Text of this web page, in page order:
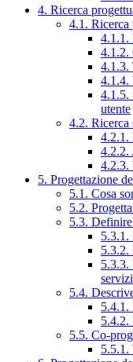
4. Ricerca
4.1. Ricerca
4.1.1.
4.1.2.
4.1.3.
4.1.4.
4.1.5.
utente
4.2. Ricerca
4.2.1.
4.2.2.
4.2.3.
5. Progettazione
5.1. Cosa
5.2.
5.3.
5.3.1.
5.3.2.
5.3.3.
5.4.
5.4.1.
5.4.2.
5.5. Co-
5.5.1.